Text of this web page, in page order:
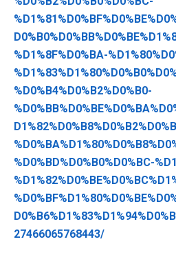
%D1%8F%D0%BA-
%D0%B4%D0%B2%D0%B0-
%D0%BD%D0%B0%D0%BC-
27466065768443/